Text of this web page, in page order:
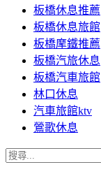
板橋休息推薦
板橋休息旅館
板橋摩鐵推薦
板橋汽旅休息
板橋汽車旅館
林口休息
汽車旅館ktv
鶯歌休息
搜